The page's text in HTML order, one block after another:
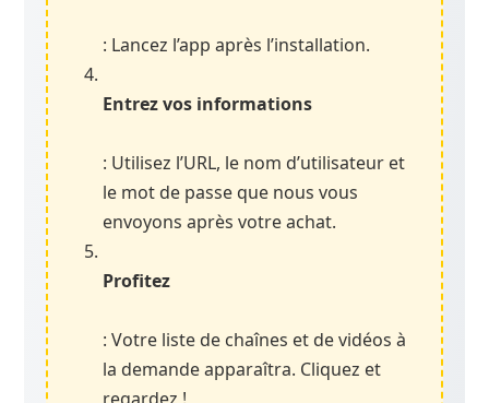
: Lancez l’app après l’installation.
Entrez vos informations
: Utilisez l’URL, le nom d’utilisateur et
le mot de passe que nous vous
envoyons après votre achat.
Profitez
: Votre liste de chaînes et de vidéos à
la demande apparaîtra. Cliquez et